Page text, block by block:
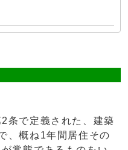
条で定義された、建築
、概ね1年間居住その